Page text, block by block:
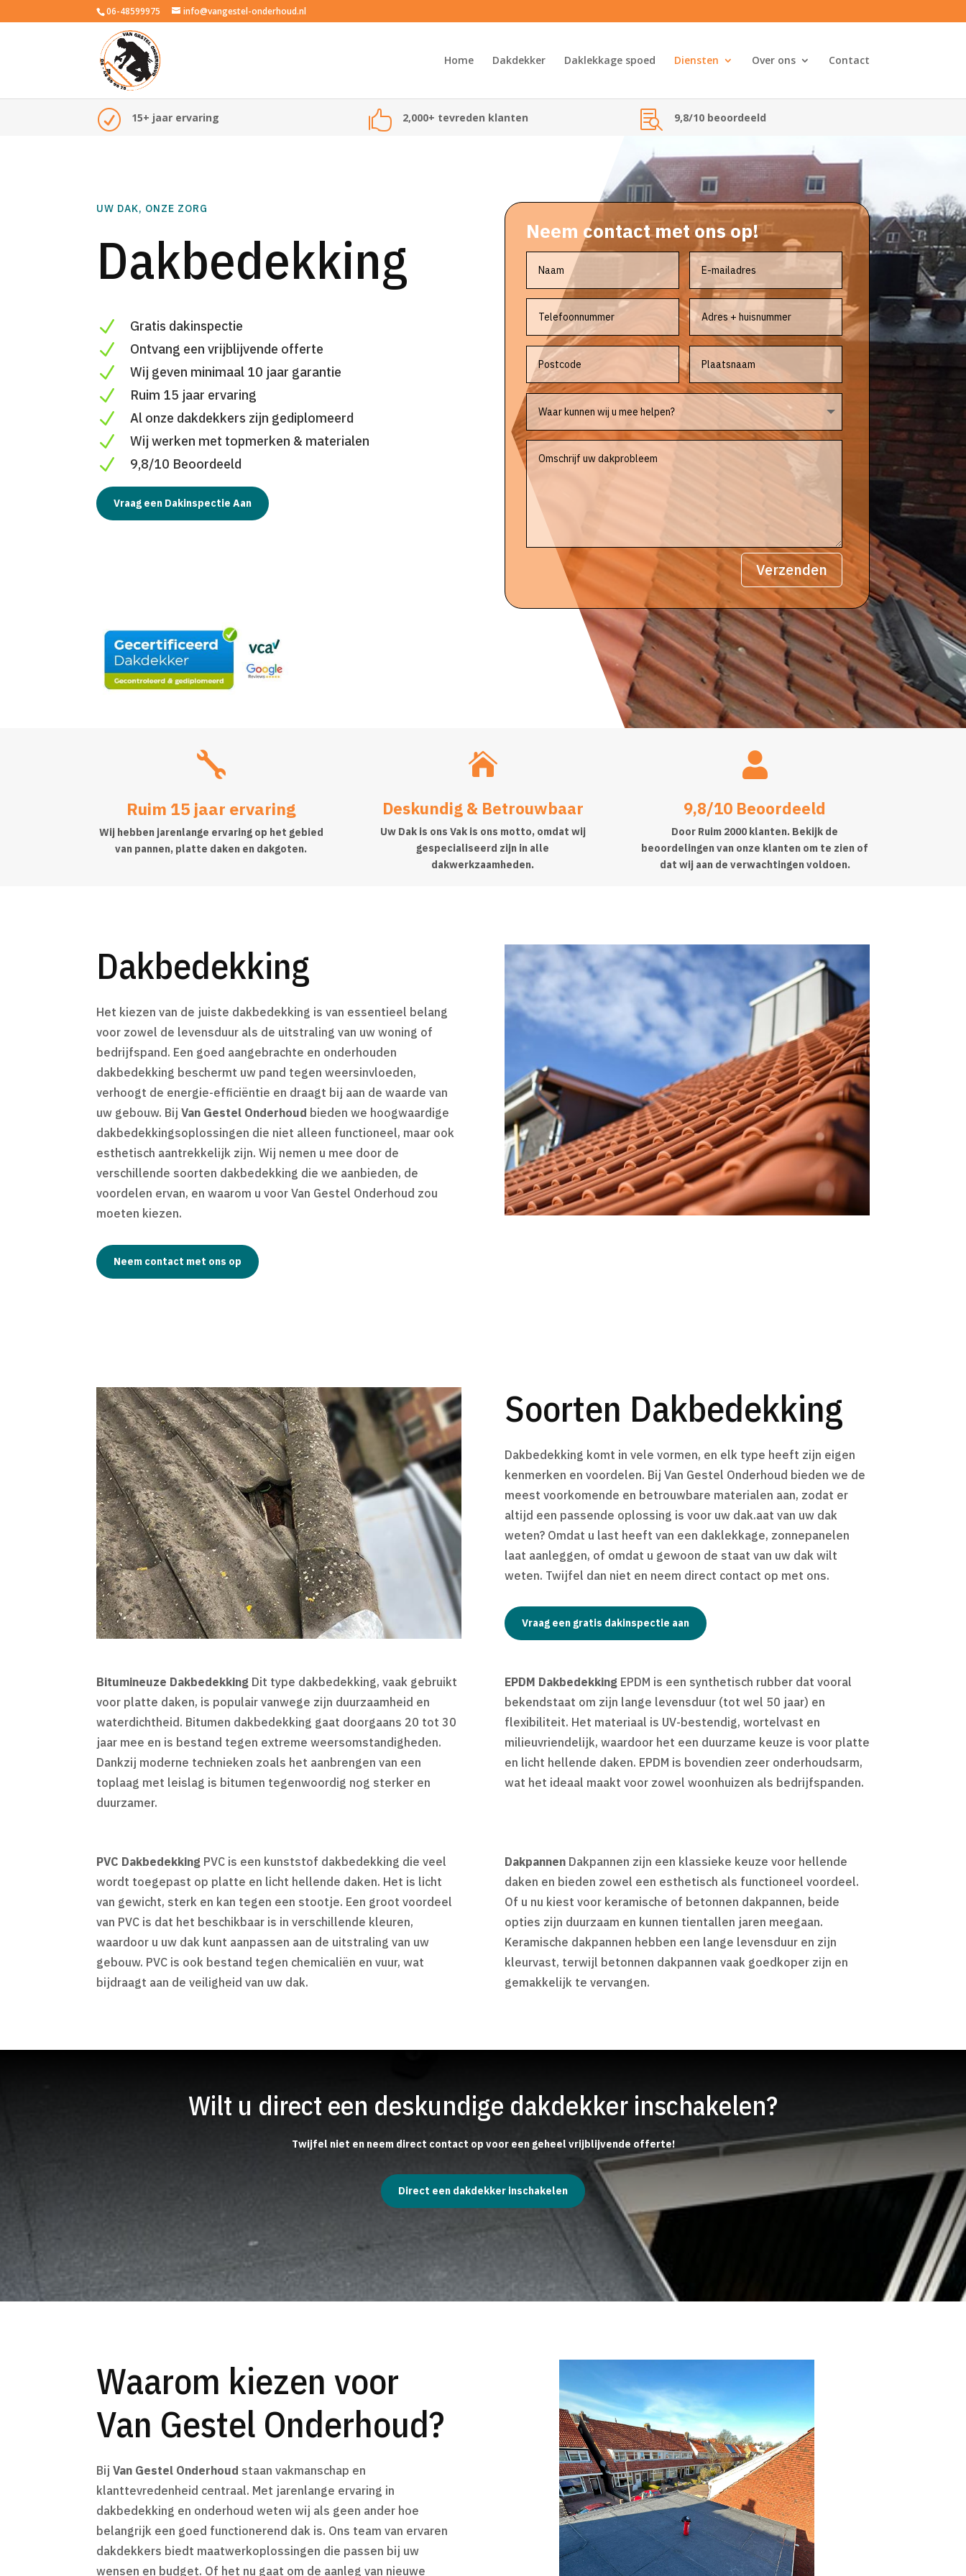
06-48599975 info@vangestel-onderhoud.nl
Home Dakdekker Daklekkage spoed Diensten Over ons Contact
R 15+ jaar ervaring  2,000+ tevreden klanten  9,8/10 beoordeeld
UW DAK, ONZE ZORG
Dakbedekking
N Gratis dakinspectie
N Ontvang een vrijblijvende offerte
N Wij geven minimaal 10 jaar garantie
N Ruim 15 jaar ervaring
N Al onze dakdekkers zijn gediplomeerd
N Wij werken met topmerken & materialen
N 9,8/10 Beoordeeld
Vraag een Dakinspectie Aan
Neem contact met ons op!
Verzenden

Ruim 15 jaar ervaring
Wij hebben jarenlange ervaring op het gebied
van pannen, platte daken en dakgoten.

Deskundig & Betrouwbaar
Uw Dak is ons Vak is ons motto, omdat wij
gespecialiseerd zijn in alle
dakwerkzaamheden.

9,8/10 Beoordeeld
Door Ruim 2000 klanten. Bekijk de
beoordelingen van onze klanten om te zien of
dat wij aan de verwachtingen voldoen.
Dakbedekking
Het kiezen van de juiste dakbedekking is van essentieel belang
voor zowel de levensduur als de uitstraling van uw woning of
bedrijfspand. Een goed aangebrachte en onderhouden
dakbedekking beschermt uw pand tegen weersinvloeden,
verhoogt de energie-efficiëntie en draagt bij aan de waarde van
uw gebouw. BijVan Gestel Onderhoud bieden we hoogwaardige
dakbedekkingsoplossingen die niet alleen functioneel, maar ook
esthetisch aantrekkelijk zijn. Wij nemen u mee door de
verschillende soorten dakbedekking die we aanbieden, de
voordelen ervan, en waarom u voor Van Gestel Onderhoud zou
moeten kiezen.
Neem contact met ons op
Soorten Dakbedekking
Dakbedekking komt in vele vormen, en elk type heeft zijn eigen
kenmerken en voordelen. Bij Van Gestel Onderhoud bieden we de
meest voorkomende en betrouwbare materialen aan, zodat er
altijd een passende oplossing is voor uw dak.aat van uw dak
weten? Omdat u last heeft van een daklekkage, zonnepanelen
laat aanleggen, of omdat u gewoon de staat van uw dak wilt
weten. Twijfel dan niet en neem direct contact op met ons.
Vraag een gratis dakinspectie aan
Bitumineuze Dakbedekking Dit type dakbedekking, vaak gebruikt
voor platte daken, is populair vanwege zijn duurzaamheid en
waterdichtheid. Bitumen dakbedekking gaat doorgaans 20 tot 30
jaar mee en is bestand tegen extreme weersomstandigheden.
Dankzij moderne technieken zoals het aanbrengen van een
toplaag met leislag is bitumen tegenwoordig nog sterker en
duurzamer.
EPDM DakbedekkingEPDM is een synthetisch rubber dat vooral
bekendstaat om zijn lange levensduur (tot wel 50 jaar) en
flexibiliteit. Het materiaal is UV-bestendig, wortelvast en
milieuvriendelijk, waardoor het een duurzame keuze is voor platte
en licht hellende daken. EPDM is bovendien zeer onderhoudsarm,
wat het ideaal maakt voor zowel woonhuizen als bedrijfspanden.
PVC Dakbedekking PVC is een kunststof dakbedekking die veel
wordt toegepast op platte en licht hellende daken. Het is licht
van gewicht, sterk en kan tegen een stootje. Een groot voordeel
van PVC is dat het beschikbaar is in verschillende kleuren,
waardoor u uw dak kunt aanpassen aan de uitstraling van uw
gebouw. PVC is ook bestand tegen chemicaliën en vuur, wat
bijdraagt aan de veiligheid van uw dak.
DakpannenDakpannen zijn een klassieke keuze voor hellende
daken en bieden zowel een esthetisch als functioneel voordeel.
Of u nu kiest voor keramische of betonnen dakpannen, beide
opties zijn duurzaam en kunnen tientallen jaren meegaan.
Keramische dakpannen hebben een lange levensduur en zijn
kleurvast, terwijl betonnen dakpannen vaak goedkoper zijn en
gemakkelijk te vervangen.
Wilt u direct een deskundige dakdekker inschakelen?
Twijfel niet en neem direct contact op voor een geheel vrijblijvende offerte!
Direct een dakdekker inschakelen
Waarom kiezen voor
Van Gestel Onderhoud?
BijVan Gestel Onderhoud staan vakmanschap en
klanttevredenheid centraal. Met jarenlange ervaring in
dakbedekking en onderhoud weten wij als geen ander hoe
belangrijk een goed functionerend dak is. Ons team van ervaren
dakdekkers biedt maatwerkoplossingen die passen bij uw
wensen en budget. Of het nu gaat om de aanleg van nieuwe